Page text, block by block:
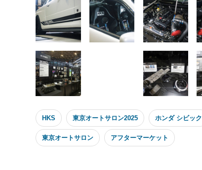
HKS 東京オートサロン2025 ホンダ シビック
東京オートサロン アフターマーケット